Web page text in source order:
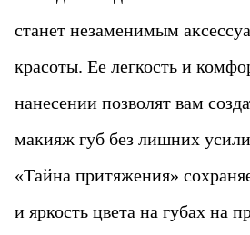
станет незаменимым
красоты. Ее легкость и
нанесении позволят вам
макияж губ без лишних
«‎Тайна притяжения»
и яркость цвета на губах на